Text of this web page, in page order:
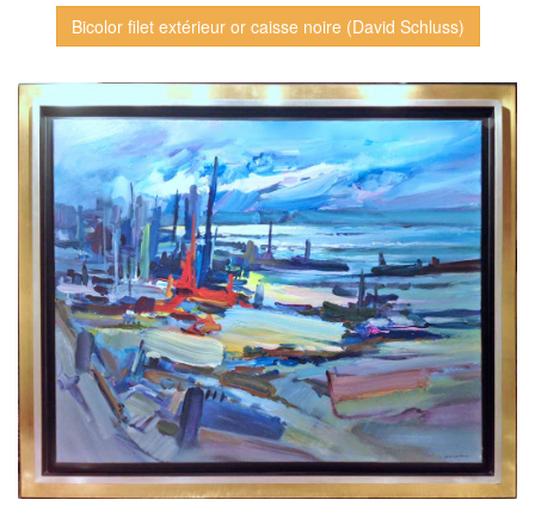
Bicolor filet extérieur or caisse noire (David Schluss)